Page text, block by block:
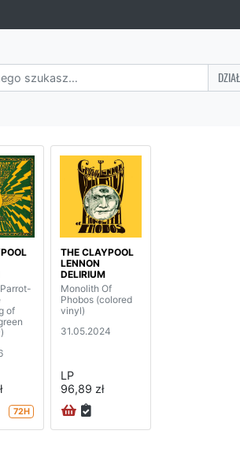
DZIAŁ
of
72H
THE CLAYPOOL
LENNON
DELIRIUM
Monolith Of
Phobos (colored
vinyl)
31.05.2024
LP
96,89 zł